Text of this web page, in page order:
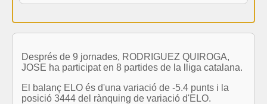
Després de 9 jornades, RODRIGUEZ QUIROGA,
JOSE ha participat en 8 partides de la lliga catalana.
El balanç ELO és d'una variació de -5.4 punts i la
posició 3444 del rànquing de variació d'ELO.